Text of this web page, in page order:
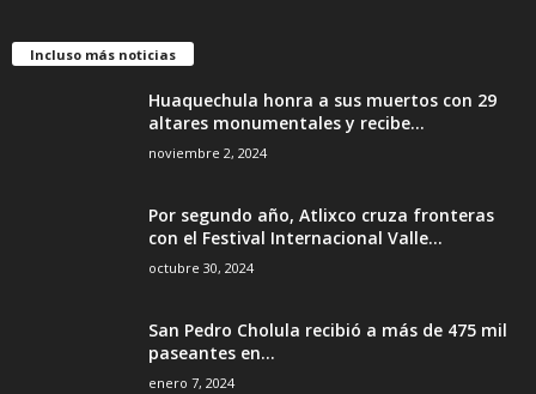
Incluso más noticias
Huaquechula honra a sus muertos con 29
altares monumentales y recibe...
noviembre 2, 2024
Por segundo año, Atlixco cruza fronteras
con el Festival Internacional Valle...
octubre 30, 2024
San Pedro Cholula recibió a más de 475 mil
paseantes en...
enero 7, 2024